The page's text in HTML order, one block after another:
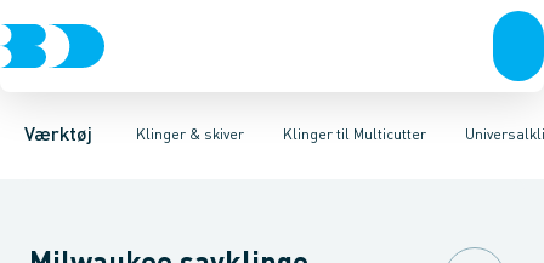
Værktøj Klinger & skiver
Akku- & elværktøjHåndværktøjRørværktøjBits & toppeBor
Klinger til Multicutter
BajonetsavklingerStiksavsklingerSkæreskiver
Klinger til træKlinger til metalKlinger til fliser & fuger